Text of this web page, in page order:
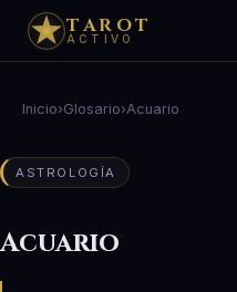
TAROT
ACTIVO
Inicio›Glosario›Acuario
ASTROLOGÍA
Acuario